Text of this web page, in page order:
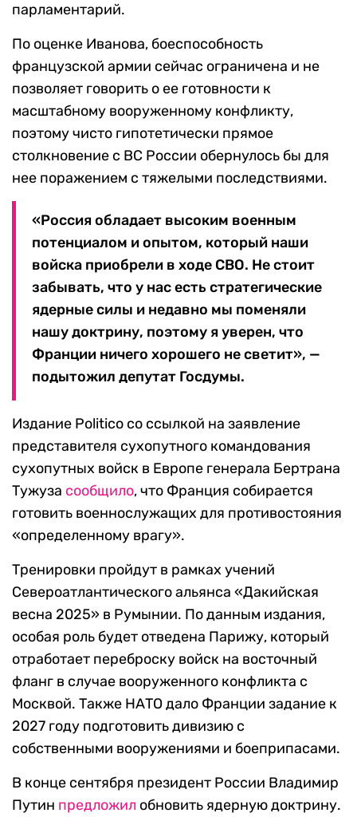
парламентарий.
По оценке Иванова, боеспособность
французской армии сейчас ограничена и не
позволяет говорить о ее готовности к
масштабному вооруженному конфликту,
поэтому чисто гипотетически прямое
столкновение с ВС России обернулось бы для
нее поражением с тяжелыми последствиями.
«Россия обладает высоким военным
потенциалом и опытом, который наши
войска приобрели в ходе СВО. Не стоит
забывать, что у нас есть стратегические
ядерные силы и недавно мы поменяли
нашу доктрину, поэтому я уверен, что
Франции ничего хорошего не светит», —
подытожил депутат Госдумы.
Издание Politico со ссылкой на заявление
представителя сухопутного командования
сухопутных войск в Европе генерала Бертрана
Тужуза сообщило, что Франция собирается
готовить военнослужащих для противостояния
«определенному врагу».
Тренировки пройдут в рамках учений
Североатлантического альянса «Дакийская
весна 2025» в Румынии. По данным издания,
особая роль будет отведена Парижу, который
отработает переброску войск на восточный
фланг в случае вооруженного конфликта с
Москвой. Также НАТО дало Франции задание к
2027 году подготовить дивизию с
собственными вооружениями и боеприпасами.
В конце сентября президент России Владимир
Путин предложил обновить ядерную доктрину.